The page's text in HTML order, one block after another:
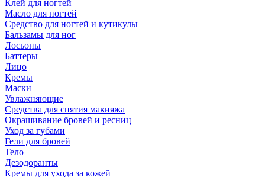
Клей для ногтей
Масло для ногтей
Средство для ногтей и кутикулы
Бальзамы для ног
Лосьоны
Баттеры
Лицо
Кремы
Маски
Увлажняющие
Средства для снятия макияжа
Окрашивание бровей и ресниц
Уход за губами
Гели для бровей
Тело
Дезодоранты
Кремы для ухода за кожей